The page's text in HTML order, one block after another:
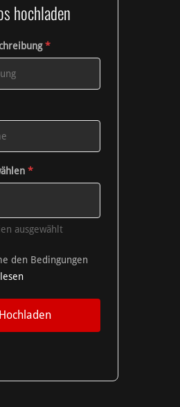
hochladen
*
*
ausgewählt
den Bedingungen
Hochladen